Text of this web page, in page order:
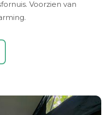
Voorzien van